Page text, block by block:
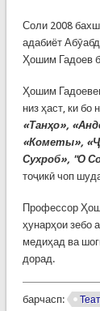
Соли 2008
адабиёт
Ҳошим Гадоев
Ҳошим
низ ҳаст, ки бо
«Танҳо»,
«Кометы»,
Сухроб», "О
тоҷикӣ чоп
Профессор
ҳунарҳои зебо
медиҳад ва
дорад.
барчасп: